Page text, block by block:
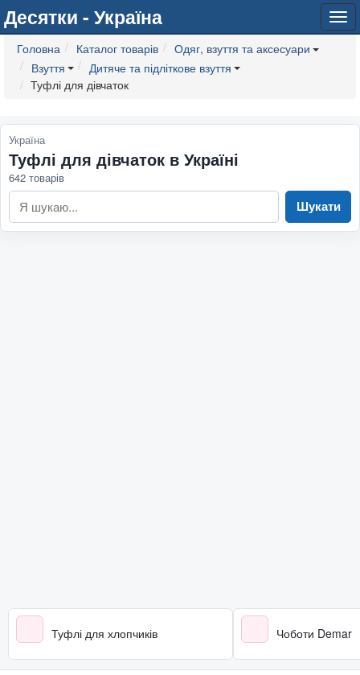
Десятки - Україна
Головна Каталог товарів
Одяг, взуття та аксесуари
Взуття
Дитяче та підліткове взуття
Туфлі для дівчаток
Україна
Туфлі для дівчаток в Україні
642 товарів
Шукати
Туфлі для хлопчиків Чоботи Demar